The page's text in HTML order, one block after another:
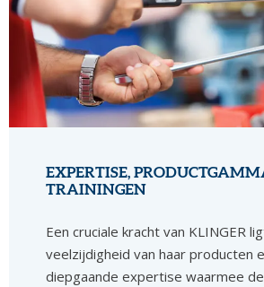
EXPERTISE,
TRAININGEN
Een cruciale kracht van KLINGER
veelzijdigheid van haar producten
diepgaande expertise waarmee